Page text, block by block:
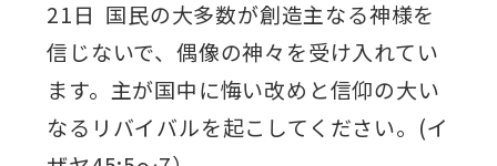
21日 国民の大多数が創造主なる神様を
信じないで、偶像の神々を受け入れてい
ます。主が国中に悔い改めと信仰の大い
なるリバイバルを起こしてください。(イ